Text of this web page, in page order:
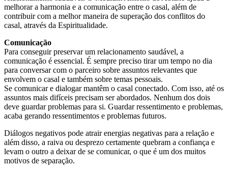
melhorar a harmonia e a comunicação entre o casal, além de
contribuir com a melhor maneira de superação dos conflitos do
casal, através da Espiritualidade.
Comunicação
Para conseguir preservar um relacionamento saudável, a
comunicação é essencial. É sempre preciso tirar um tempo no dia
para conversar com o parceiro sobre assuntos relevantes que
envolvem o casal e também sobre temas pessoais.
Se comunicar e dialogar mantêm o casal conectado. Com isso, até os
assuntos mais difíceis precisam ser abordados. Nenhum dos dois
deve guardar problemas para si. Guardar ressentimento e problemas,
acaba gerando ressentimentos e problemas futuros.
Diálogos negativos pode atrair energias negativas para a relação e
além disso, a raiva ou desprezo certamente quebram a confiança e
levam o outro a deixar de se comunicar, o que é um dos muitos
motivos de separação.